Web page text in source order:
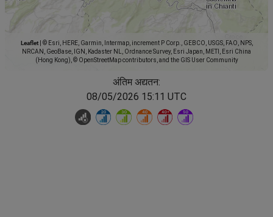
Leaflet
© Esri, HERE, Garmin, Intermap, increment P Corp., GEBCO, USGS, FAO, NPS,
NRCAN, GeoBase, IGN, Kadaster NL, Ordnance Survey, Esri Japan, METI, Esri China
(Hong Kong), © OpenStreetMap contributors, and the GIS User Community
अंतिम अद्यतन:
08/05/2026 15:11 UTC